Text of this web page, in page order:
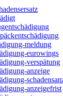
meldung
eurowings
verspätung
anzeige
anzeigefrist